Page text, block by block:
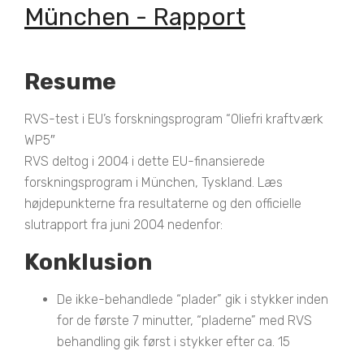
München - Rapport
Resume
RVS-test i EU’s forskningsprogram “Oliefri kraftværk
WP5″
RVS deltog i 2004 i dette EU-finansierede
forskningsprogram i München, Tyskland. Læs
højdepunkterne fra resultaterne og den officielle
slutrapport fra juni 2004 nedenfor:
Konklusion
De ikke-behandlede “plader” gik i stykker inden
for de første 7 minutter, “pladerne” med RVS
behandling gik først i stykker efter ca. 15